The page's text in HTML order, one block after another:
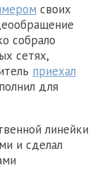
своих
собрало
сетях,
приехал
для
линейки
и сделал